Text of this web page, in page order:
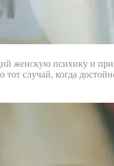
женскую психику и
случай, когда